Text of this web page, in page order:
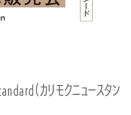
（カリモクニュースタン